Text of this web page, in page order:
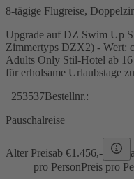
8-tägige Flugreise,
Upgrade auf DZ Swim Up
Zimmertyps DZX2) - Wert:
Adults Only Stil-Hotel ab
für erholsame Urlaubstage
253537Bestellnr.:
Pauschalreise
Alter Preisab €1.456,-
pro PersonPreis pro